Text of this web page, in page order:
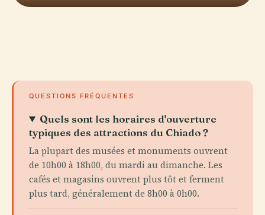
QUESTIONS FRÉQUENTES
Quels sont les horaires d'ouverture
typiques des attractions du Chiado ?
La plupart des musées et monuments ouvrent
de 10h00 à 18h00, du mardi au dimanche. Les
cafés et magasins ouvrent plus tôt et ferment
plus tard, généralement de 8h00 à 0h00.